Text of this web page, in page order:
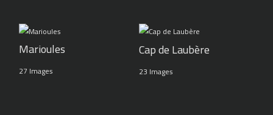
Marioules
27 Images
Cap de Laubère
23 Images